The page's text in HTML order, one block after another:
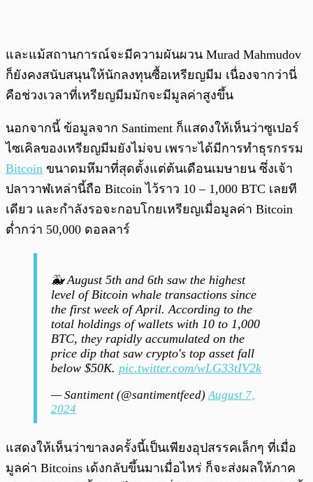
และแม้สถานการณ์จะมีความผันผวน Murad Mahmudov
ก็ยังคงสนับสนุนให้นักลงทุนซื้อเหรียญมีม เนื่องจากว่านี่
คือช่วงเวลาที่เหรียญมีมมักจะมีมูลค่าสูงขึ้น
นอกจากนี้ ข้อมูลจาก Santiment ก็แสดงให้เห็นว่าซูเปอร์
ไซเคิลของเหรียญมีมยังไม่จบ เพราะได้มีการทำธุรกรรม
Bitcoin ขนาดมหึมาที่สุดตั้งแต่ต้นเดือนเมษายน ซึ่งเจ้า
ปลาวาฬเหล่านี้ถือ Bitcoin ไว้ราว 10 – 1,000 BTC เลยที
เดียว และกำลังรอจะกอบโกยเหรียญเมื่อมูลค่า Bitcoin
ต่ำกว่า 50,000 ดอลลาร์
🐳 August 5th and 6th saw the highest
level of Bitcoin whale transactions since
the first week of April. According to the
total holdings of wallets with 10 to 1,000
BTC, they rapidly accumulated on the
price dip that saw crypto's top asset fall
below $50K. pic.twitter.com/wLG33tIV2k
— Santiment (@santimentfeed)August 7,
2024
แสดงให้เห็นว่าขาลงครั้งนี้เป็นเพียงอุปสรรคเล็กๆ ที่เมื่อ
มูลค่า Bitcoins เด้งกลับขึ้นมาเมื่อไหร่ ก็จะส่งผลให้ภาค